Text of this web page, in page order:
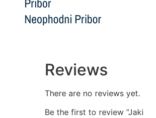
Pribor
Neophodni Pribor
Reviews
There are no reviews yet.
Be the first to review “Jaki